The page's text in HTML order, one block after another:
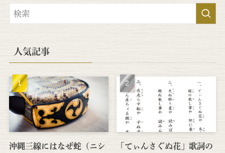
人気記事
沖縄三線にはなぜ蛇（ニシ
「てぃんさぐぬ花」歌詞の